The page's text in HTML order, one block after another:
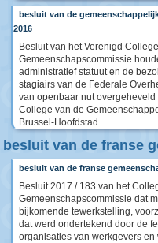
besluit van de
2016
Besluit van het Verenigd
Gemeenschapscommissie
administratief statuut en de
stagiairs van de Federale
van openbaar nut
College van de
Brussel-Hoofdstad
besluit van de franse
besluit van de franse
Besluit 2017 / 183 van het
Gemeenschapscommissie dat
bijkomende tewerkstelling,
dat werd ondertekend door de
organisaties van werkgevers